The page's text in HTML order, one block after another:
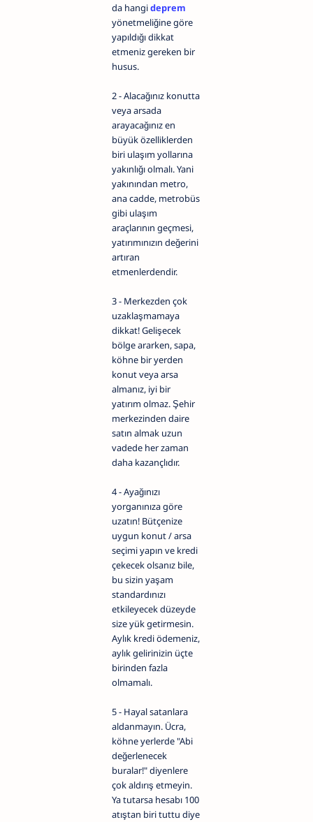
da hangideprem
yönetmeliğine göre
yapıldığı dikkat
etmeniz gereken bir
husus.
2 - Alacağınız konutta
veya arsada
arayacağınız en
büyük özelliklerden
biri ulaşım yollarına
yakınlığı olmalı. Yani
yakınından metro,
ana cadde, metrobüs
gibi ulaşım
araçlarının geçmesi,
yatırımınızın değerini
artıran
etmenlerdendir.
3 - Merkezden çok
uzaklaşmamaya
dikkat! Gelişecek
bölge ararken, sapa,
köhne bir yerden
konut veya arsa
almanız, iyi bir
yatırım olmaz. Şehir
merkezinden daire
satın almak uzun
vadede her zaman
daha kazançlıdır.
4 - Ayağınızı
yorganınıza göre
uzatın! Bütçenize
uygun konut / arsa
seçimi yapın ve kredi
çekecek olsanız bile,
bu sizin yaşam
standardınızı
etkileyecek düzeyde
size yük getirmesin.
Aylık kredi ödemeniz,
aylık gelirinizin üçte
birinden fazla
olmamalı.
5 - Hayal satanlara
aldanmayın. Ücra,
köhne yerlerde "Abi
değerlenecek
buralar!" diyenlere
çok aldırış etmeyin.
Ya tutarsa hesabı 100
atıştan biri tuttu diye